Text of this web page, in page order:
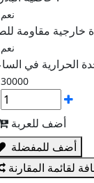
نعم
نعم
30000
أضف للعربة
أضف للمفضلة
لقائمة المقارنة